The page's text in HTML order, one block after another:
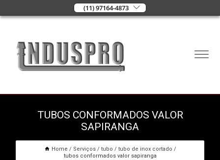
(11) 97164-4873
TUBOS CONFORMADOS VALOR
SAPIRANGA
Home Serviços tubo
tubo de inox cortado
tubos conformados valor sapiranga